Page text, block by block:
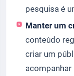
pesquisa é
Manter um
conteúdo
criar um
acompanhar